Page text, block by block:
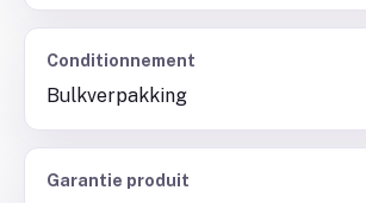
Conditionnement
Bulkverpakking
Garantie produit